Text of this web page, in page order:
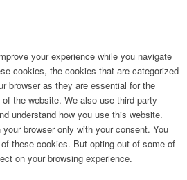
your experience while you navigate
cookies, the cookies that are categorized
browser as they are essential for the
the website. We also use third-party
understand how you use this website.
browser only with your consent. You
these cookies. But opting out of some of
on your browsing experience.